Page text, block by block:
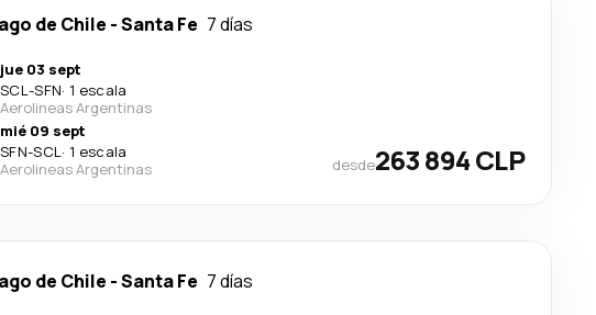
de Chile -Santa Fe 7 días
jue 03 sept
SCL-SFN· 1 escala
Aerolineas Argentinas
mié 09 sept
SFN-SCL· 1 escala
Aerolineas Argentinas
desde263 894 CLP
de Chile -Santa Fe 7 días